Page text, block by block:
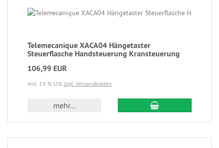
Telemecanique XACA04 Hängetaster
Steuerflasche Handsteuerung Kransteuerung
106,99 EUR
incl. 19 % USt zzgl. Versandkosten
mehr...